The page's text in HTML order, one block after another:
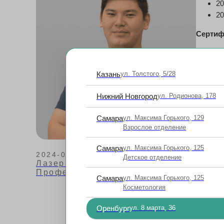
№
Прием
2024-06-30 15:58 Диагностика зрения
Лазерная коррекция зрения FEMTO
Профессиональный подбор очков
Казаньул. Толстого, 5/28
Нижний Новгородул. Родионова, 178
Самараул. Максима Горького, 129
Взрослое отделение
Самараул. Максима Горького, 125
Детское отделение
Самараул. Максима Горького, 125
Косметология
Оренбургул. 8 марта, 36